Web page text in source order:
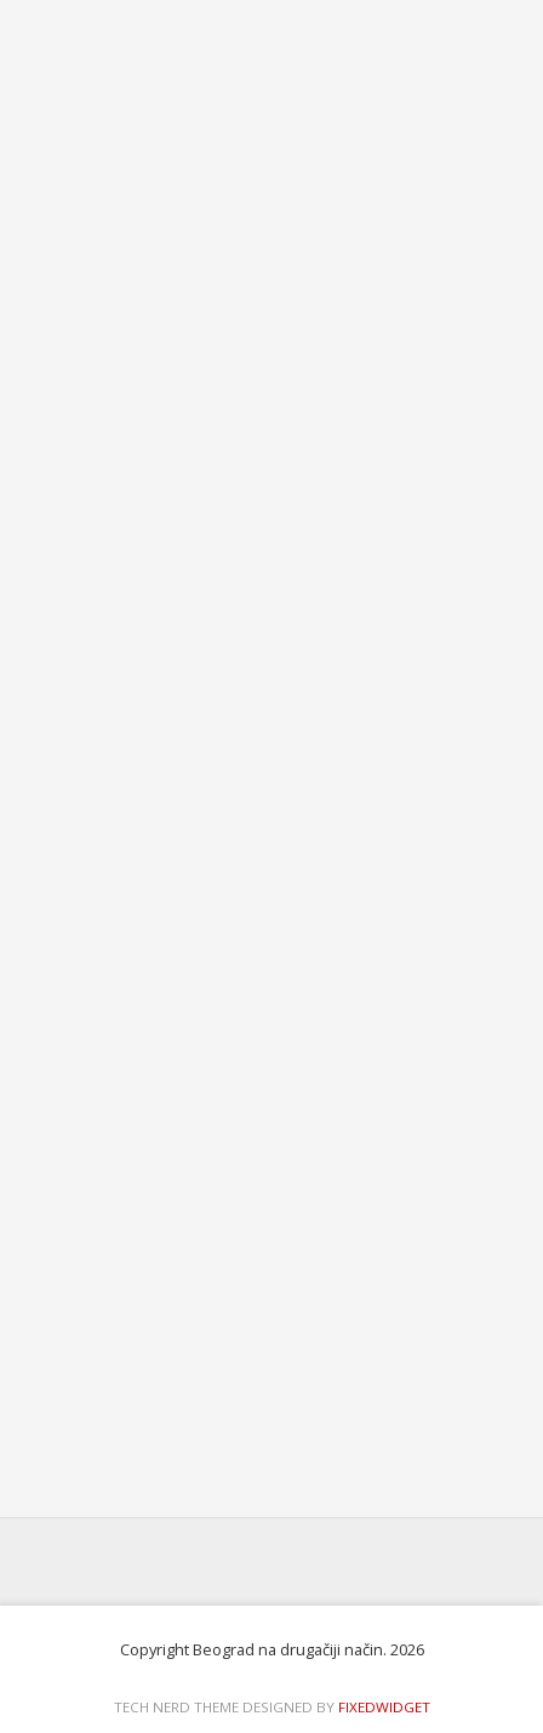
Copyright Beograd na drugačiji način. 2026
TECH NERD THEME DESIGNED BY FIXEDWIDGET